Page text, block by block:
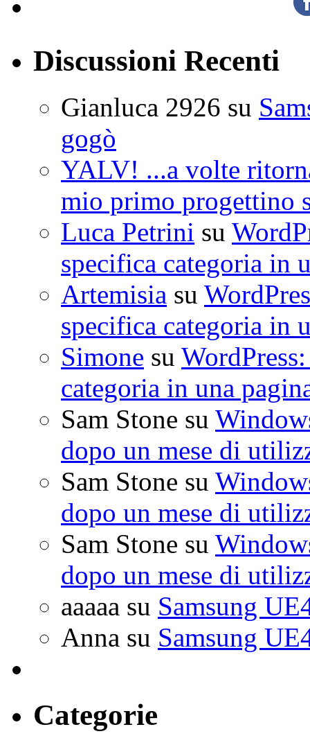
Discussioni Recenti
Gianluca 2926 su
gogò
YALV! ...a volte
mio primo progettino
Luca Petrini su
specifica categoria in
Artemisia su
specifica categoria in
Simone su
categoria in una
Sam Stone su
dopo un mese di
Sam Stone su
dopo un mese di
Sam Stone su
dopo un mese di
aaaaa su Samsung
Anna su Samsung
Categorie